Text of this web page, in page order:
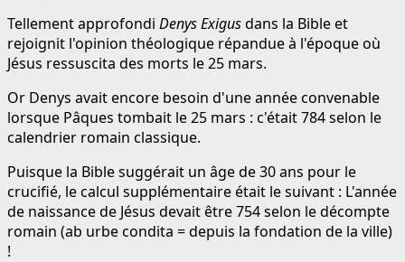
Tellement approfondi Denys Exigusdans la Bible et
rejoignit l'opinion théologique répandue à l'époque où
Jésus ressuscita des morts le 25 mars.
Or Denys avait encore besoin d'une année convenable
lorsque Pâques tombait le 25 mars : c'était 784 selon le
calendrier romain classique.
Puisque la Bible suggérait un âge de 30 ans pour le
crucifié, le calcul supplémentaire était le suivant : L'année
de naissance de Jésus devait être 754 selon le décompte
romain (ab urbe condita = depuis la fondation de la ville)
!